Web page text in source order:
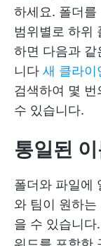
하세요. 폴더를
범위별로 하위
하면 다음과 같
니다 새 클라이
검색하여 몇
수 있습니다.
통일된
폴더와 파일에
와 팀이 원하
을 수 있습니다